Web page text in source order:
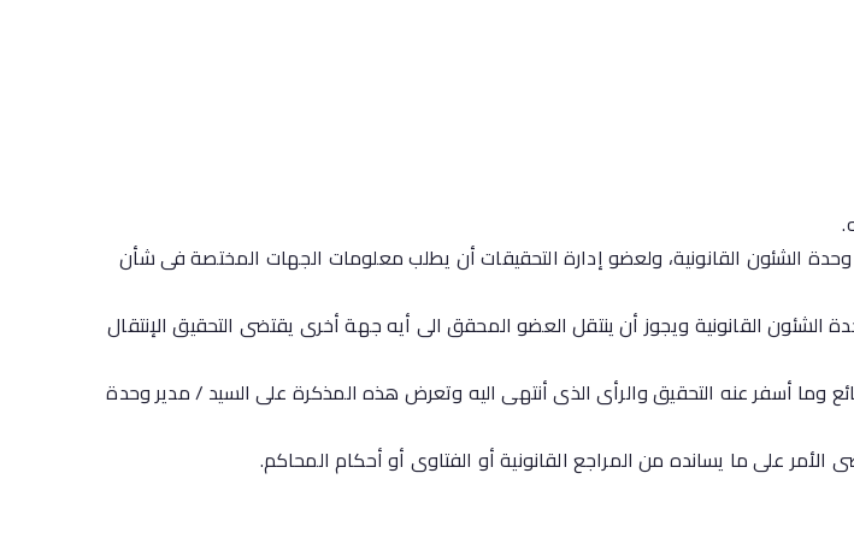
الشئون القانونية، ولعضو إدارة التحقيقات أن يطلب معلومات الجهات المختصة فى شأن
القانونية ويجوز أن ينتقل العضو المحقق الى أيه جهة أخرى يقتضى التحقيق الإنتقال
أسفر عنه التحقيق والرأى الذى أنتهى اليه وتعرض هذه المذكرة على السيد / مدير وحدة
على ما يسانده من المراجع القانونية أو الفتاوى أو أحكام المحاكم.